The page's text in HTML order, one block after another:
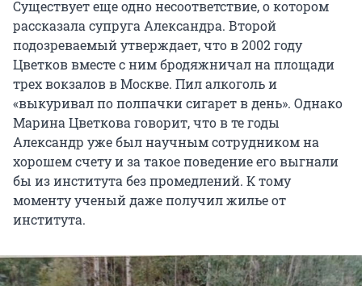
Существует еще одно несоответствие, о котором
рассказала супруга Александра. Второй
подозреваемый утверждает, что в 2002 году
Цветков вместе с ним бродяжничал на площади
трех вокзалов в Москве. Пил алкоголь и
«выкуривал по полпачки сигарет в день». Однако
Марина Цветкова говорит, что в те годы
Александр уже был научным сотрудником на
хорошем счету и за такое поведение его выгнали
бы из института без промедлений. К тому
моменту ученый даже получил жилье от
института.